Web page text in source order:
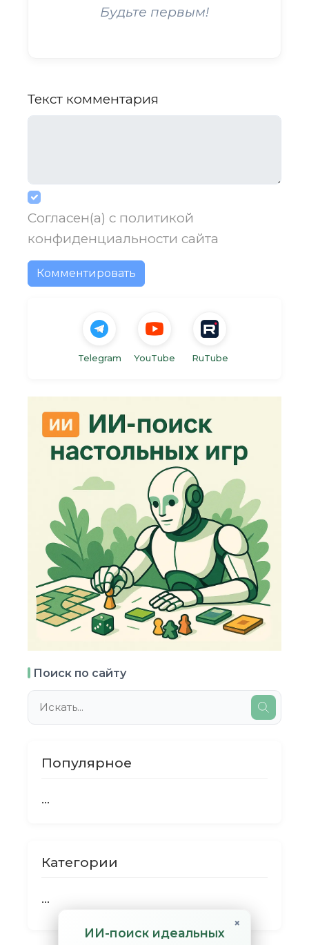
×
ИИ-поиск идеальных
Будьте первым!
Текст комментария
Согласен(а) с политикой
конфиденциальности сайта
Комментировать
Telegram YouTube RuTube
Поиск по сайту
Популярное
...
Категории
...